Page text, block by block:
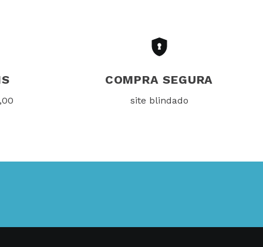
COMPRA SEGURA
site blindado